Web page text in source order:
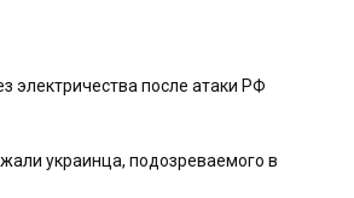
электричества после атаки РФ
украинца, подозреваемого в